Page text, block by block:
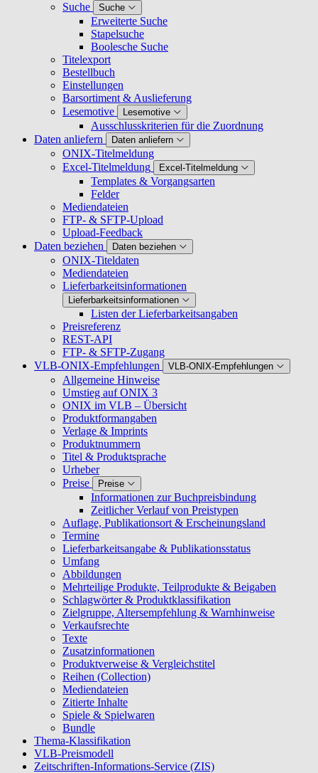
Suche
Suche
Erweiterte Suche
Stapelsuche
Boolesche Suche
Titelexport
Bestellbuch
Einstellungen
Barsortiment & Auslieferung
Lesemotive
Lesemotive
Ausschlusskriterien für die Zuordnung
Daten anliefern
Daten anliefern
ONIX-Titelmeldung
Excel-Titelmeldung
Excel-Titelmeldung
Templates & Vorgangsarten
Felder
Mediendateien
FTP- & SFTP-Upload
Upload-Feedback
Daten beziehen
Daten beziehen
ONIX-Titeldaten
Mediendateien
Lieferbarkeitsinformationen
Lieferbarkeitsinformationen
Listen der Lieferbarkeitsangaben
Preisreferenz
REST-API
FTP- & SFTP-Zugang
VLB-ONIX-Empfehlungen
VLB-ONIX-Empfehlungen
Allgemeine Hinweise
Umstieg auf ONIX 3
ONIX im VLB – Übersicht
Produktformangaben
Verlage & Imprints
Produktnummern
Titel & Produktsprache
Urheber
Preise
Preise
Informationen zur Buchpreisbindung
Zeitlicher Verlauf von Preistypen
Auflage, Publikationsort & Erscheinungsland
Termine
Lieferbarkeitsangabe & Publikationsstatus
Umfang
Abbildungen
Mehrteilige Produkte, Teilprodukte & Beigaben
Schlagwörter & Produktklassifikation
Zielgruppe, Altersempfehlung & Warnhinweise
Verkaufsrechte
Texte
Zusatzinformationen
Produktverweise & Vergleichstitel
Reihen (Collection)
Mediendateien
Zitierte Inhalte
Spiele & Spielwaren
Bundle
Thema-Klassifikation
VLB-Preismodell
Zeitschriften-Informations-Service (ZIS)